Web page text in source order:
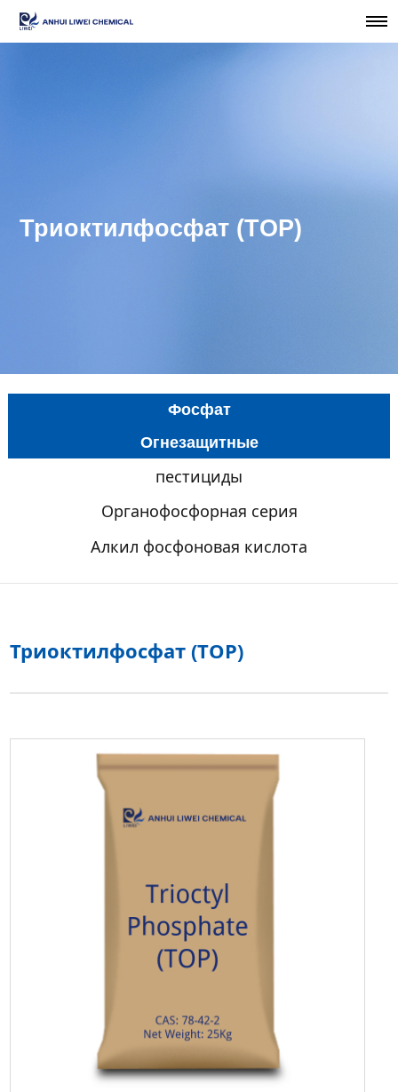
Триоктилфосфат (TOP)
Фосфат
Огнезащитные
пестициды
Органофосфорная серия
Алкил фосфоновая кислота
Триоктилфосфат (TOP)